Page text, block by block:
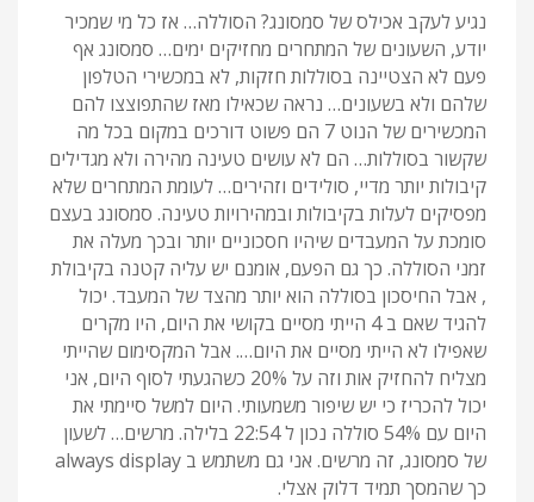
נגיע לעקב אכילס של סמסונג? הסוללה… אז כל מי שמכיר
יודע, השעונים של המתחרים מחזיקים ימים… סמסונג אף
פעם לא הצטיינה בסוללות חזקות, לא במכשירי הטלפון
שלהם ולא בשעונים… נראה שכאילו מאז שהתפוצצו להם
המכשירים של הנוט 7 הם פשוט דורכים במקום בכל מה
שקשור בסוללות… הם לא עושים טעינה מהירה ולא מגדילים
קיבולות יותר מדיי, סולידים וזהירים… לעומת המתחרים שלא
מפסיקים לעלות בקיבולות ובמהירויות טעינה. סמסונג בעצם
סומכת על המעבדים שיהיו חסכוניים יותר ובכך מעלה את
זמני הסוללה. כך גם הפעם, אומנם יש עליה קטנה בקיבולת
, אבל החיסכון בסוללה הוא יותר מהצד של המעבד. יכול
להגיד שאם ב 4 הייתי מסיים בקושי את היום, היו מקרים
שאפילו לא הייתי מסיים את היום…. אבל המקסימום שהייתי
מצליח להחזיק אות וזה על 20% כשהגעתי לסוף היום, אני
יכול להכריז כי יש שיפור משמעותי. היום למשל סיימתי את
היום עם 54% סוללה נכון ל 22:54 בלילה. מרשים… לשעון
של סמסונג, זה מרשים. אני גם משתמש ב always display
כך שהמסך תמיד דלוק אצלי.